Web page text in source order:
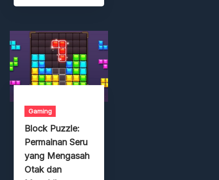
Gaming
Block Puzzle:
Permainan Seru
yang Mengasah
Otak dan